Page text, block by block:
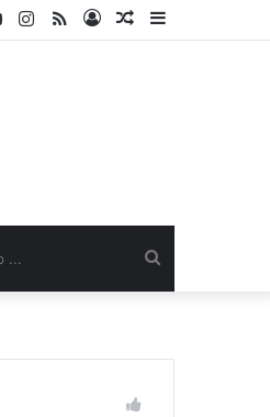
Rastgele
Kayıt
RSS
Instagram
YouTube